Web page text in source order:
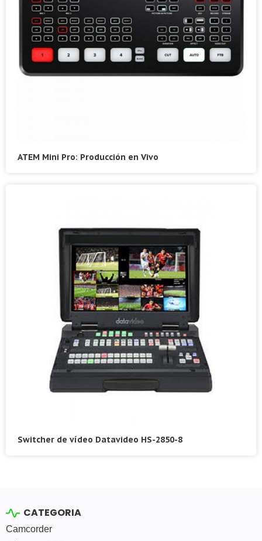
ATEM Mini Pro: Producción en Vivo
Switcher de vídeo Datavideo HS-2850-8
CATEGORIA
Camcorder